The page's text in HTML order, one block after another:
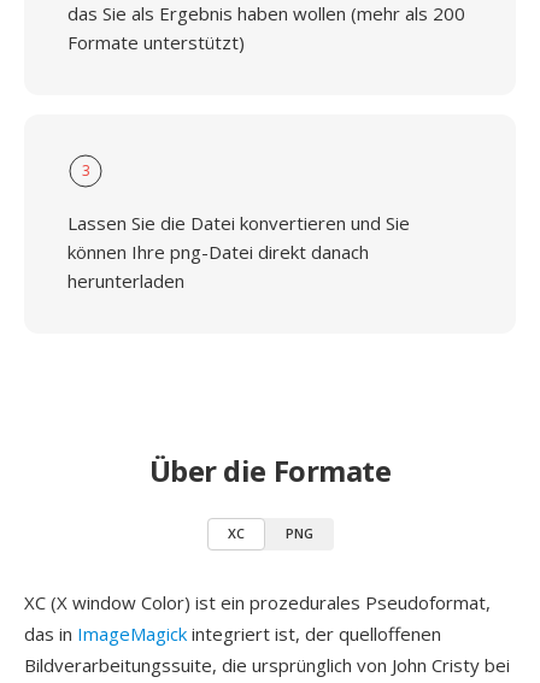
das Sie als Ergebnis haben wollen (mehr als 200
Formate unterstützt)
3
Lassen Sie die Datei konvertieren und Sie
können Ihre png-Datei direkt danach
herunterladen
Über die Formate
XC PNG
XC (X window Color) ist ein prozedurales Pseudoformat,
das in ImageMagick integriert ist, der quelloffenen
Bildverarbeitungssuite, die ursprünglich von John Cristy bei